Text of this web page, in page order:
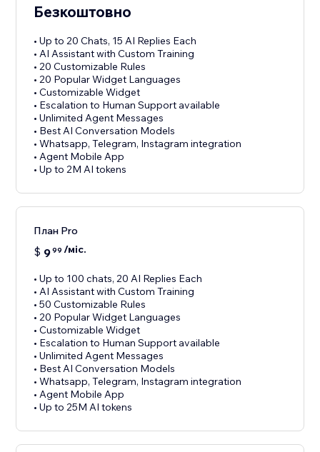
Безкоштовно
• Up to 20 Chats, 15 AI Replies Each
• AI Assistant with Custom Training
• 20 Customizable Rules
• 20 Popular Widget Languages
• Customizable Widget
• Escalation to Human Support available
• Unlimited Agent Messages
• Best AI Conversation Models
• Whatsapp, Telegram, Instagram integration
• Agent Mobile App
• Up to 2M AI tokens
План Pro
$ 999 /міс.
• Up to 100 chats, 20 AI Replies Each
• AI Assistant with Custom Training
• 50 Customizable Rules
• 20 Popular Widget Languages
• Customizable Widget
• Escalation to Human Support available
• Unlimited Agent Messages
• Best AI Conversation Models
• Whatsapp, Telegram, Instagram integration
• Agent Mobile App
• Up to 25M AI tokens